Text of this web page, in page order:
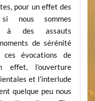
pour un effet des
nous sommes
à des assauts
de sérénité
ces évocations de
effet, l’ouverture
et l’interlude
quelque peu nous